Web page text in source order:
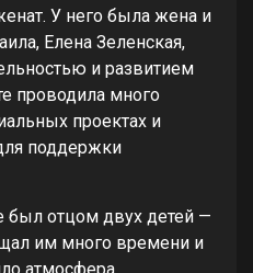
У него была жена и
Елена Зеленская,
и развитием
проводила много
проектах и
поддержки
был отцом двух детей —
им много времени и